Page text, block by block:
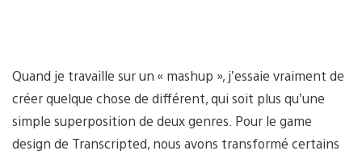
Quand je travaille sur un « mashup », j’essaie vraiment de
créer quelque chose de différent, qui soit plus qu’une
simple superposition de deux genres. Pour le game
design de Transcripted, nous avons transformé certains